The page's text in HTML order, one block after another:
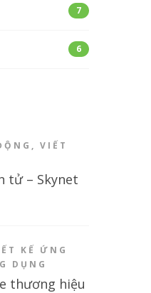
7
6
, VIẾT
tử – Skynet
KẾ ỨNG
DỤNG
thương hiệu